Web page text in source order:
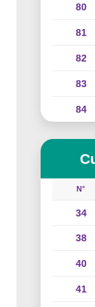
80
81
82
83
84
N°
34
38
40
41